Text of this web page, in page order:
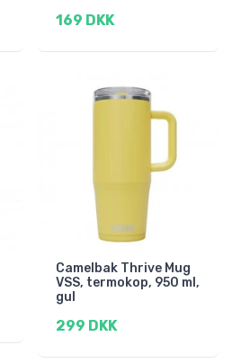
169 DKK
Camelbak Thrive Mug
VSS, termokop, 950 ml,
gul
299 DKK